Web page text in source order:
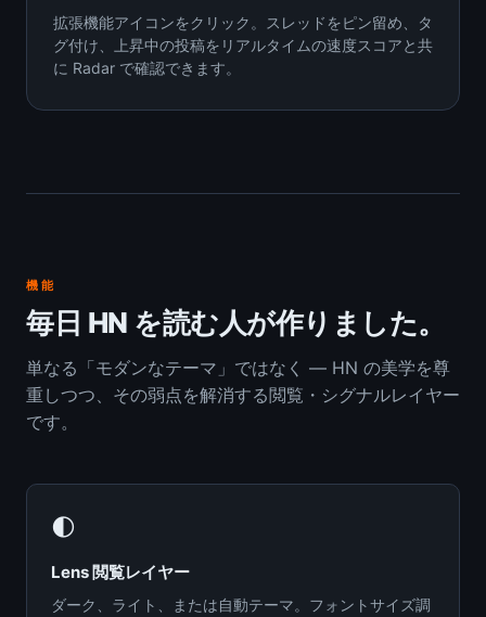
拡張機能アイコンをクリック。スレッドをピン留め、タ
グ付け、上昇中の投稿をリアルタイムの速度スコアと共
に Radar で確認できます。
機能
毎日 HN を読む人が作りました。
単なる「モダンなテーマ」ではなく — HN の美学を尊
重しつつ、その弱点を解消する閲覧・シグナルレイヤー
です。
🌓
Lens 閲覧レイヤー
ダーク、ライト、または自動テーマ。フォントサイズ調